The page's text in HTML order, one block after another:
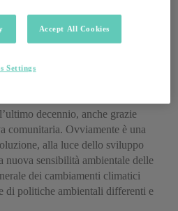
si ritiene abbia origine con la
Ambientale Pelosi.
decennio, anche grazie
comunitaria. Ovviamente è una
alla luce dello sviluppo
nuova sensibilità ambientale delle
dei cambiamenti climatici
di politiche ambientali differenti e
Accept All Cookies
Settings